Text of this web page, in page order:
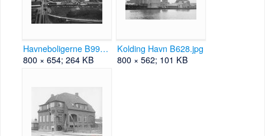
Havneboligerne B99245.jpg
800 × 654; 264 KB
Kolding Havn B628.jpg
800 × 562; 101 KB